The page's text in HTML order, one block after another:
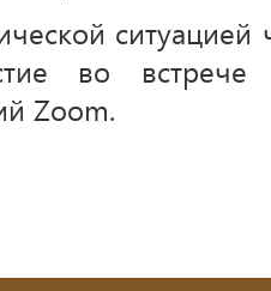
ситуацией
во встрече
Zoom.